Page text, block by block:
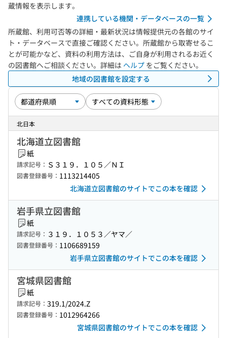
蔵情報を表示します。
連携している機関・データベースの一覧
所蔵館、利用可否等の詳細・最新状況は情報提供元の各館のサイ
ト・データベースで直接ご確認ください。所蔵館から取寄せるこ
とが可能かなど、資料の利用方法は、ご自身が利用されるお近く
の図書館へご相談ください。詳細は ヘルプ をご覧ください。
地域の図書館を設定する
北日本
北海道立図書館
紙
請求記号： Ｓ３１９．１０５／ＮＩ
図書登録番号： 1113214405
北海道立図書館のサイトでこの本を確認
岩手県立図書館
紙
請求記号： ３１９．１０５３／ヤマ／
図書登録番号： 1106689159
岩手県立図書館のサイトでこの本を確認
宮城県図書館
紙
請求記号： 319.1/2024.Z
図書登録番号： 1012964266
宮城県図書館のサイトでこの本を確認